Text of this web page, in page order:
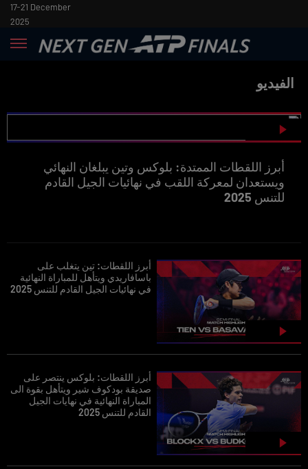
17-21 December
2025
الفيديو
أبرز اللقطات الممتدة: بلوكس وتين يبلغان النهائي
ويستعدان لمعركة اللقب في نهائيات الجيل القادم
للتنس 2025
أبرز اللقطات: تين يتغلب على
باسافاريدي ويتأهل للمباراة النهائية
في نهائيات الجيل القادم للتنس 2025
أبرز اللقطات: بلوكس ينتصر على
صديقة بودكوف شير ويتأهل بقوة الى
المباراة النهائية في نهايات الجيل
القادم للتنس 2025